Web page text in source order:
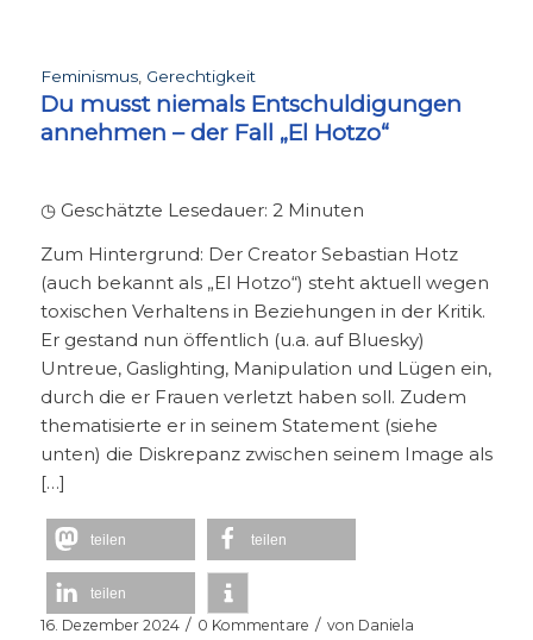
Feminismus, Gerechtigkeit
Du musst niemals Entschuldigungen
annehmen – der Fall „El Hotzo“
◷ Geschätzte Lesedauer: 2 Minuten
Zum Hintergrund: Der Creator Sebastian Hotz
(auch bekannt als „El Hotzo“) steht aktuell wegen
toxischen Verhaltens in Beziehungen in der Kritik.
Er gestand nun öffentlich (u.a. auf Bluesky)
Untreue, Gaslighting, Manipulation und Lügen ein,
durch die er Frauen verletzt haben soll. Zudem
thematisierte er in seinem Statement (siehe
unten) die Diskrepanz zwischen seinem Image als
[…]
teilen teilen
teilen
16. Dezember 2024 / 0 Kommentare / von Daniela